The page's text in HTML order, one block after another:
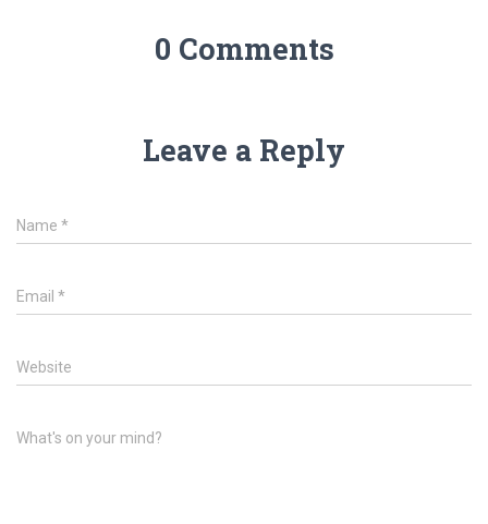
0 Comments
Leave a Reply
Name *
Email *
Website
What's on your mind?